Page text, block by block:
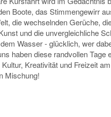
Boote, das Stimmengewirr
die wechselnden Gerüche,
und die unvergleichliche
Wasser - glücklich, wer
haben diese randvollen Tage
Kreativität und Freizeit
Mischung!